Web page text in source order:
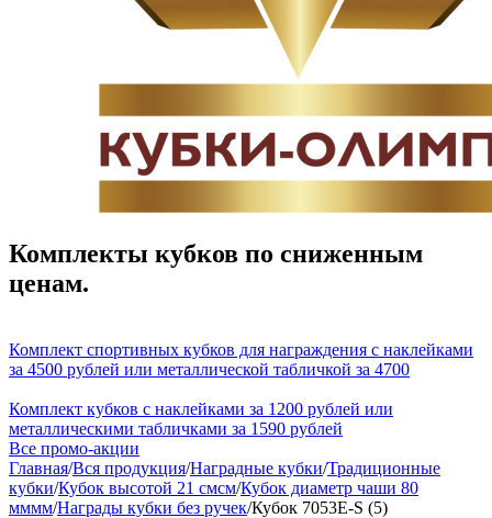
Комплекты кубков по сниженным
ценам.
Комплект спортивных кубков для награждения с наклейками
за 4500 рублей или металлической табличкой за 4700
Комплект кубков с наклейками за 1200 рублей или
металлическими табличками за 1590 рублей
Все промо-акции
Главная/Вся продукция/Наградные кубки/Традиционные
кубки/Кубок высотой 21 смсм/Кубок диаметр чаши 80
мммм/Награды кубки без ручек/Кубок 7053E-S (5)